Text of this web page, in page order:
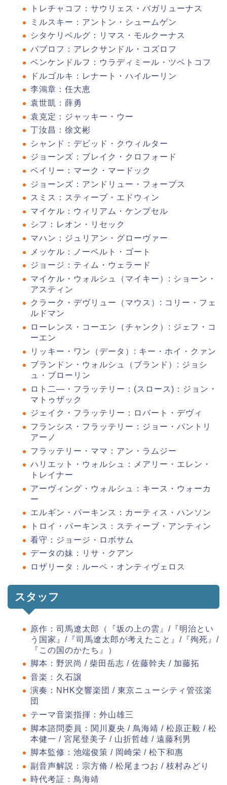
トレチャコフ：サウリェス・バガリューナス
ミルスキー：アントン・シュームゲン
シタケリベルグ：リマス・モルクーナス
パブロフ：アレクサンドル・コズロフ
ベンケンドルフ：ウラディミール・ツベトコフ
ドルゴルキ：レナート・ハイルーリン
李鴻章：任大恵
袁世凱：薛勇
袁克定：ジャッキー・ウー
丁汝昌：徐文彬
シャンド：デビッド・クウィルター
ジョーンズ：ブレイク・クロフォード
ベイリー：マーク・マードック
ジョーンズ：アンドリュー・フォーブス
スミス：スティーブ・エドウィン
マイケル：ウィリアム・ケンプセル
シフ：レオン・リセック
マハン：ジュリアン・グローヴァー
メッケル：ノーベルト・ゴート
ジョージ：ティム・ウェラード
マイケル・ウォルシュ（マイキー）: ショーン・
アスティン
クラーク・デヴリュー（マウス）: コリー・フェ
ルドマン
ローレンス・コーエン（チャンク）: ジェフ・コ
ーエン
リッキー・ワン（データ）: キー・ホイ・クァン
ブランドン・ウォルシュ（ブランド）: ジョシ
ュ・ブローリン
ロト二―・フラッテリー：(スロース)：ジョン・
マトゥザック
ジェイク・フラッテリー：ロバート・デヴィ
フランシス・フラッテリー：ジョー・パントリ
アーノ
フラッテリー・ママ：アン・ラムジー
ハリエット・ウォルシュ：メアリー・エレン・
トレイナー
アーヴィング・ウォルシュ：キース・ウォーカ
ー
エルギン・パーキンス：カーティス・ハンソン
トロイ・パーキンス：スティーブ・アンティン
看守：ジョージ・ロボサム
データの妹：リサ・クアン
ロザリータ：ルーペ・オンティヴェロス
スタッフ
原作：司馬遼太郎（『坂の上の雲』/『明治とい
う国家』/『司馬遼太郎が考えたこと』/『殉死』/
『この国のかたち』）
脚本：野沢尚 / 柴田岳志 / 佐藤幹夫 / 加藤拓
音楽：久石譲
演奏：NHK交響楽団 / 東京ニューシティ管弦楽
団
テーマ音楽指揮：外山雄三
脚本諮問委員：関川夏央 / 鳥海靖 / 松原正毅 / 松
本健一 / 宮尾登美子 / 山折哲雄 / 遠藤利男
脚本監修：池端俊策 / 岡崎栄 / 松下和惠
副音声解説：宗方脩 / 松尾まつお / 枝村みどり
時代考証：鳥海靖